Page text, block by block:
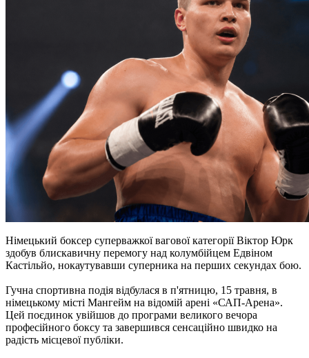
Німецький боксер суперважкої вагової категорії Віктор Юрк
здобув блискавичну перемогу над колумбійцем Едвіном
Кастільйо, нокаутувавши суперника на перших секундах бою.
Гучна спортивна подія відбулася в п'ятницю, 15 травня, в
німецькому місті Мангейм на відомій арені «САП-Арена».
Цей поєдинок увійшов до програми великого вечора
професійного боксу та завершився сенсаційно швидко на
радість місцевої публіки.